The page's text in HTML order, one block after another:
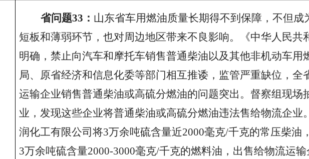
省问题33 ： 山东省车用燃油质量长期得不到保障，不但成
短板和薄弱环节，也对周边地区带来不良影响。《中华人民共
明确，禁止向汽车和摩托车销售普通柴油以及其他非机动车用
局、原省经济和信息化委等部门相互推诿，监管严重缺位，全
运输企业销售普通柴油或高硫分燃油的问题突出。 督察组现场
业，发现这些企业将普通柴油或高硫分燃油违法售给物流企业
润化工有限公司将3万余吨硫含量近2000毫克/千克的常压柴油
3万余吨硫含量2000-3000毫克/千克的燃料油，出售给物流运